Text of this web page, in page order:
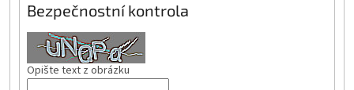
Bezpečnostní kontrola
Opište text z obrázku